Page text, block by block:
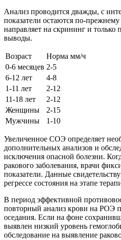
Анализ проводится дважды, с
показатели остаются по-
направляет на скрининг и только
выводы.
Возраст
Норма мм/ч
0-6 месяцев 2-5
6-12 лет
4-8
1-11 лет
2-12
11-18 лет
2-12
Женщины
2-15
Мужчины
1-10
Увеличенное СОЭ определяет
дополнительных анализов и
исключения опасной болезни.
ракового заболевания, врачи
показатели. Данные
регрессе состояния на этапе
В период эффективной
повторный анализ крови на РОЭ
оседания. Если на фоне
выявлен низкий уровень
обследование на выявление